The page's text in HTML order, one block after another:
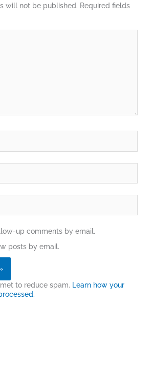
will not be published. Required fields
up comments by email.
posts by email.
to reduce spam. Learn how your